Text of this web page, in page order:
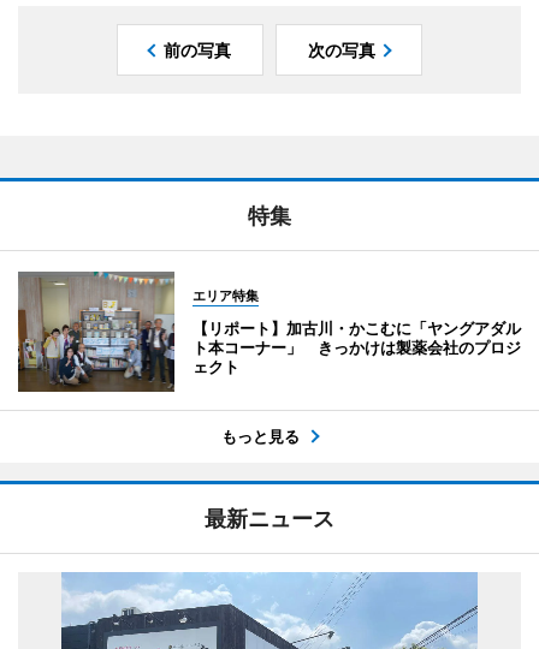
前の写真 次の写真
特集
エリア特集
【リポート】加古川・かこむに「ヤングアダル
ト本コーナー」 きっかけは製薬会社のプロジ
ェクト
もっと見る
最新ニュース